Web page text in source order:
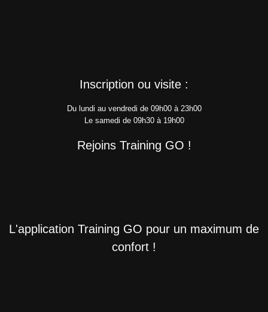
Inscription ou visite :
Du lundi au vendredi de 09h00 à 23h00
Le samedi de 09h30 à 19h00
Rejoins Training GO !
L'application Training GO pour un maximum de
confort !